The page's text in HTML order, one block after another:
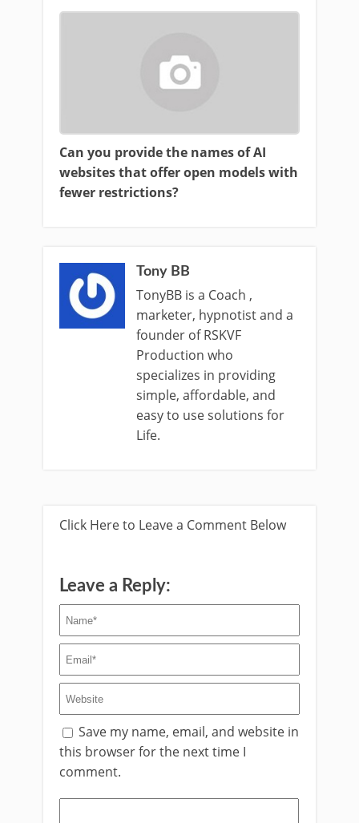
Can you provide the names of AI
websites that offer open models with
fewer restrictions?
Tony BB
TonyBB is a Coach ,
marketer, hypnotist and a
founder of RSKVF
Production who
specializes in providing
simple, affordable, and
easy to use solutions for
Life.
Click Here to Leave a Comment Below
Leave a Reply:
Save my name, email, and website in
this browser for the next time I
comment.